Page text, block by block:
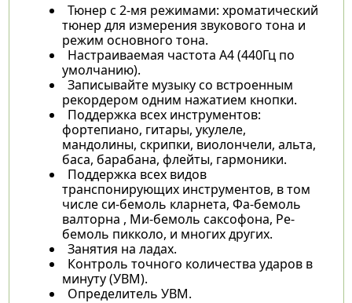
Тюнер с 2-мя режимами: хроматический
тюнер для измерения звукового тона и
режим основного тона.
Настраиваемая частота A4 (440Гц по
умолчанию).
Записывайте музыку со встроенным
рекордером одним нажатием кнопки.
Поддержка всех инструментов:
фортепиано, гитары, укулеле,
мандолины, скрипки, виолончели, альта,
баса, барабана, флейты, гармоники.
Поддержка всех видов
транспонирующих инструментов, в том
числе си-бемоль кларнета, Фа-бемоль
валторна , Ми-бемоль саксофона, Ре-
бемоль пикколо, и многих других.
Занятия на ладах.
Контроль точного количества ударов в
минуту (УВМ).
Определитель УВМ.